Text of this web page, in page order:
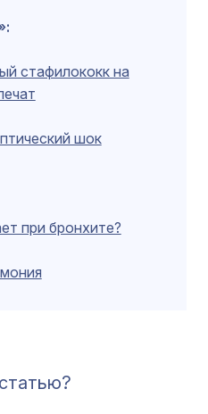
стафилококк на
шок
при бронхите?